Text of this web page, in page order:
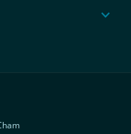
expand_more